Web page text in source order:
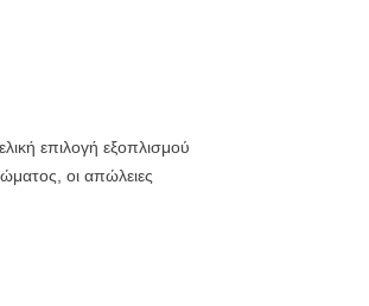
επιλογή εξοπλισμού
οι απώλειες